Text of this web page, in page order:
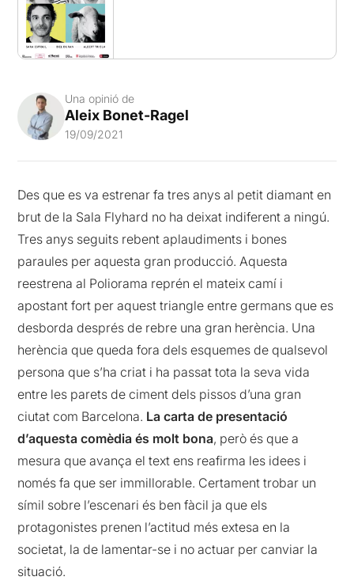
Una opinió de
Aleix Bonet-Ragel
19/09/2021
Des que es va estrenar fa tres anys al petit diamant en
brut de la Sala Flyhard no ha deixat indiferent a ningú.
Tres anys seguits rebent aplaudiments i bones
paraules per aquesta gran producció. Aquesta
reestrena al Poliorama reprén el mateix camí i
apostant fort per aquest triangle entre germans que es
desborda després de rebre una gran herència. Una
herència que queda fora dels esquemes de qualsevol
persona que s’ha criat i ha passat tota la seva vida
entre les parets de ciment dels pissos d’una gran
ciutat com Barcelona. La carta de presentació
d’aquesta comèdia és molt bona, però és que a
mesura que avança el text ens reafirma les idees i
només fa que ser immillorable. Certament trobar un
símil sobre l’escenari és ben fàcil ja que els
protagonistes prenen l’actitud més extesa en la
societat, la de lamentar-se i no actuar per canviar la
situació.